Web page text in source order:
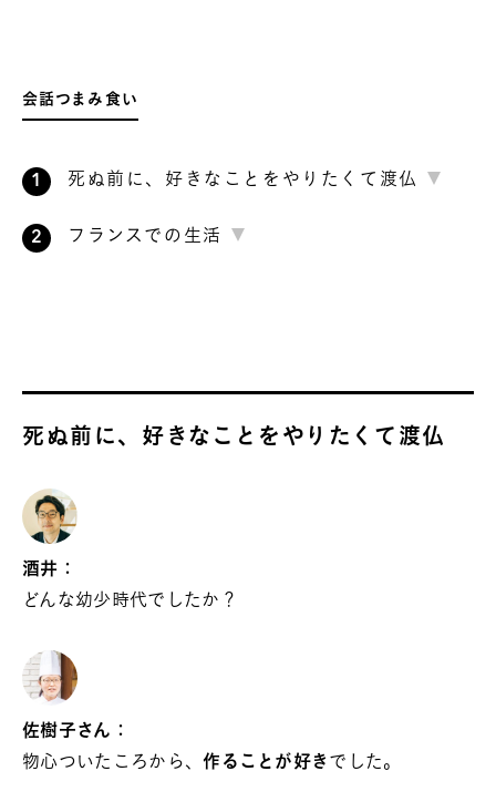
会話つまみ食い
死ぬ前に、好きなことをやりたくて渡仏
フランスでの生活
死ぬ前に、好きなことをやりたくて渡仏
酒井：
どんな幼少時代でしたか？
佐樹子さん：
物心ついたころから、作ることが好き でした。